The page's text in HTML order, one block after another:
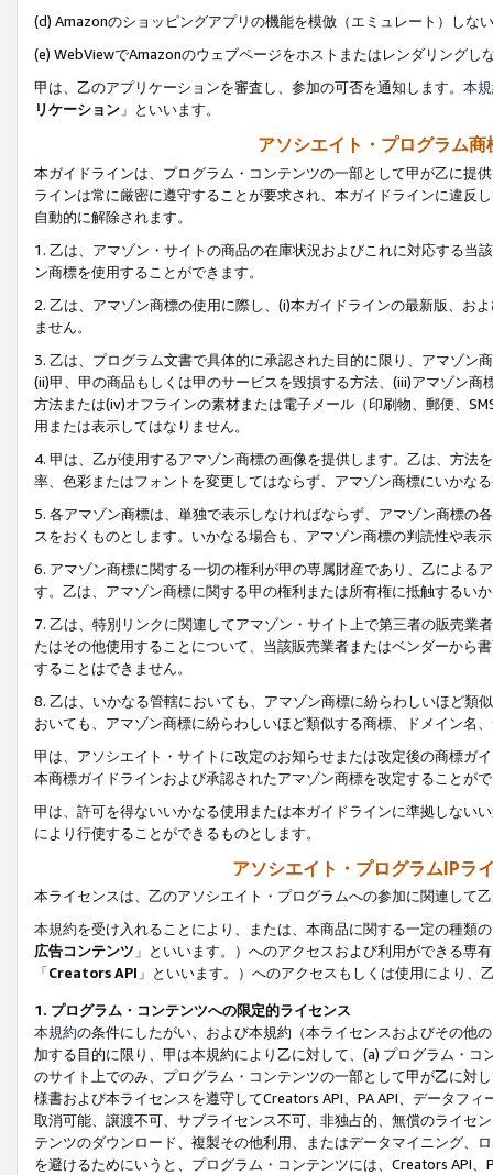
(d) Amazonのショッピングアプリの機能を模倣（エミュレート）しな
(e) WebViewでAmazonのウェブページをホストまたはレンダリングし
甲は、乙のアプリケーションを審査し、参加の可否を通知します。 本
リケーション 」といいます。
アソシエイト・プログラム
本ガイドラインは、プログラム・コンテンツの一部として甲が乙に提
ラインは常に厳密に遵守することが要求され、本ガイドラインに違反
自動的に解除されます。
1. 乙は、アマゾン・サイトの商品の在庫状況およびこれに対応する
ン商標を使用することができます。
2. 乙は、アマゾン商標の使用に際し、(i)本ガイドラインの最新版、お
ません。
3. 乙は、プログラム文書で具体的に承認された目的に限り、アマゾン
(ii)甲、甲の商品もしくは甲のサービスを毀損する方法、(iii)アマゾン
方法または(iv)オフラインの素材または電子メール（印刷物、郵便、
用または表示してはなりません。
4. 甲は、乙が使用するアマゾン商標の画像を提供します。乙は、方
率、色彩またはフォントを変更してはならず、アマゾン商標にいかな
5. 各アマゾン商標は、単独で表示しなければならず、アマゾン商標
スをおくものとします。いかなる場合も、アマゾン商標の判読性や表
6. アマゾン商標に関する一切の権利が甲の専属財産であり、乙による
す。乙は、アマゾン商標に関する甲の権利または所有権に抵触するい
7. 乙は、特別リンクに関連してアマゾン・サイト上で第三者の販売
たはその他使用することについて、当該販売業者またはベンダーから
することはできません。
8. 乙は、いかなる管轄においても、アマゾン商標に紛らわしいほど類
おいても、アマゾン商標に紛らわしいほど類似する商標、ドメイン名
甲は、アソシエイト・サイトに改定のお知らせまたは改定後の商標ガ
本商標ガイドラインおよび承認されたアマゾン商標を改定することが
甲は、許可を得ないいかなる使用または本ガイドラインに準拠しない
により行使することができるものとします。
アソシエイト・プログラムIPラ
本ライセンスは、乙のアソシエイト・プログラムへの参加に関連して
本規約を受け入れることにより、または、本商品に関する一定の種類
広告コンテンツ 」といいます。）へのアクセスおよび利用ができる専
「Creators API 」といいます。）へのアクセスもしくは使用により
1. プログラム・コンテンツへの限定的ライセンス
本規約の条件にしたがい、および本規約（本ライセンスおよびその他
加する目的に限り、甲は本規約により乙に対して、(a) プログラム・
のサイト上でのみ、プログラム・コンテンツの一部として甲が乙に対
様書および本ライセンスを遵守してCreators API、PA API、データフ
取消可能、譲渡不可、サブライセンス不可、非独占的、無償のライセ
テンツのダウンロード、複製その他利用、またはデータマイニング、
を避けるためにいうと、プログラム・コンテンツには、Creators API